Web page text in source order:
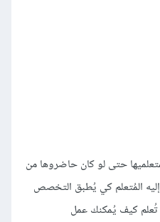
حتى لو كان حاضروها من
المُتعلم كي يُطبق التخصص
تُعلم كيف يُمكنك عمل